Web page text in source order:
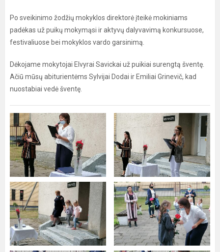
Po sveikinimo žodžių mokyklos direktorė įteikė mokiniams
padėkas už puikų mokymąsi ir aktyvų dalyvavimą konkursuose,
festivaliuose bei mokyklos vardo garsinimą.
Dėkojame mokytojai Elvyrai Savickai už puikiai surengtą šventę.
Ačiū mūsų abiturientėms Sylvijai Dodai ir Emiliai Grinevič, kad
nuostabiai vedė šventę.